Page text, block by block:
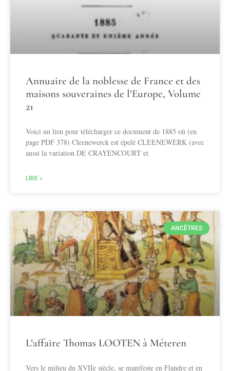
Annuaire de la noblesse de France et des
maisons souveraines de l’Europe, Volume
21
Voici un lien pour télécharger ce document de 1885 où (en
page PDF 378) Cleenewerck est épelé CLEENEWERK (avec
aussi la variation DE CRAYENCOURT et
LIRE »
ANCÊTRES
L’affaire Thomas LOOTEN à Méteren
Vers le milieu du XVIIe siècle, se manifeste en Flandre et en